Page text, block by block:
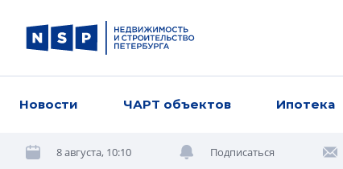
Новости ЧАРТ объектов Ипотека
8 августа, 10:10 Подписаться